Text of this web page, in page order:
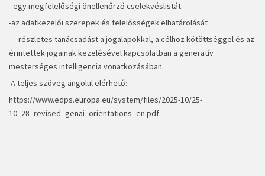
- egy megfelelőségi önellenőrző cselekvéslistát
-az adatkezelői szerepek és felelősségek elhatárolását
- részletes tanácsadást a jogalapokkal, a célhoz kötöttséggel és az
érintettek jogainak kezelésével kapcsolatban a generatív
mesterséges intelligencia vonatkozásában.
A teljes szöveg angolul elérhető:
https://www.edps.europa.eu/system/files/2025-10/25-
10_28_revised_genai_orientations_en.pdf